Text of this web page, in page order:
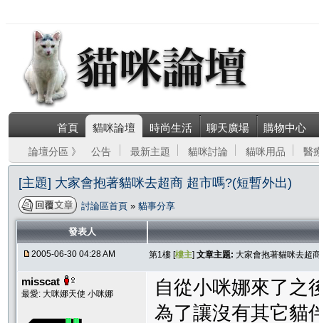
首頁 貓咪論壇 時尚生活 聊天廣場 購物中心
論壇分區 》 公告 最新主題 貓咪討論 貓咪用品 醫
[主題] 大家會抱著貓咪去超商 超市嗎?(短暫外出)
討論區首頁 » 貓事分享
發表人
2005-06-30 04:28 AM 第1樓 [樓主] 文章主題: 大家會抱著貓咪去超
misscat
最愛: 大咪娜天使 小咪娜
自從小咪娜來了之
為了讓沒有其它貓